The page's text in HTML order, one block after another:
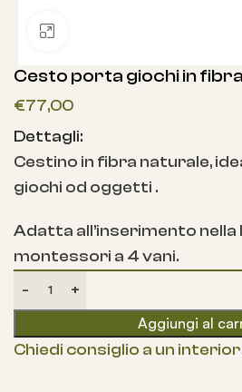
Cesto porta giochi in
€77,00
Dettagli:
Cestino in fibra naturale,
giochi od oggetti .
Adatta all’inserimento nella
montessori a 4 vani.
Aggiungi al
Chiedi consiglio a un